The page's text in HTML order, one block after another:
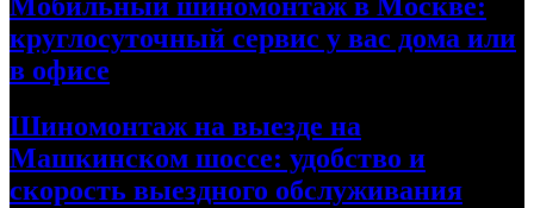
Мобильный шиномонтаж в Москве:
круглосуточный сервис у вас дома или
в офисе
Шиномонтаж на выезде на
Машкинском шоссе: удобство и
скорость выездного обслуживания